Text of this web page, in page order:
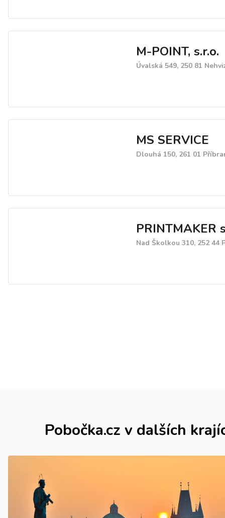
M-POINT, s.r.o.
Úvalská 549, 250 81
MS SERVICE
Dlouhá 150, 261 01
PRINTMAKER
Nad Školkou 310, 252 44
Pobočka.cz v dalších